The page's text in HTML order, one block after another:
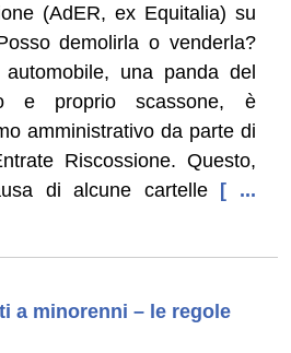
(AdER, ex Equitalia) su
demolirla o venderla?
una panda del
e proprio scassone, è
amministrativo da parte di
Riscossione. Questo,
di alcune cartelle
[ ...
a minorenni – le regole